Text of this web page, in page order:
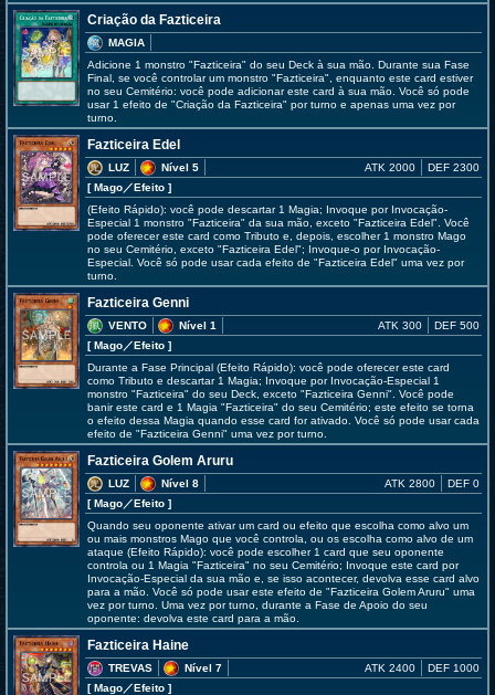
Criação da Fazticeira
MAGIA
Adicione 1 monstro "Fazticeira" do seu Deck à sua mão. Durante sua Fase
Final, se você controlar um monstro "Fazticeira", enquanto este card estiver
no seu Cemitério: você pode adicionar este card à sua mão. Você só pode
usar 1 efeito de "Criação da Fazticeira" por turno e apenas uma vez por
turno.
Fazticeira Edel
LUZ
Nível 5
[ Mago／Efeito ]
ATK 2000 DEF 2300
(Efeito Rápido): você pode descartar 1 Magia; Invoque por Invocação-
Especial 1 monstro "Fazticeira" da sua mão, exceto "Fazticeira Edel". Você
pode oferecer este card como Tributo e, depois, escolher 1 monstro Mago
no seu Cemitério, exceto "Fazticeira Edel"; Invoque-o por Invocação-
Especial. Você só pode usar cada efeito de "Fazticeira Edel" uma vez por
turno.
Fazticeira Genni
VENTO
Nível 1
[ Mago／Efeito ]
ATK 300 DEF 500
Durante a Fase Principal (Efeito Rápido): você pode oferecer este card
como Tributo e descartar 1 Magia; Invoque por Invocação-Especial 1
monstro "Fazticeira" do seu Deck, exceto "Fazticeira Genni". Você pode
banir este card e 1 Magia "Fazticeira" do seu Cemitério; este efeito se torna
o efeito dessa Magia quando esse card for ativado. Você só pode usar cada
efeito de "Fazticeira Genni" uma vez por turno.
Fazticeira Golem Aruru
LUZ
Nível 8
[ Mago／Efeito ]
ATK 2800 DEF 0
Quando seu oponente ativar um card ou efeito que escolha como alvo um
ou mais monstros Mago que você controla, ou os escolha como alvo de um
ataque (Efeito Rápido): você pode escolher 1 card que seu oponente
controla ou 1 Magia "Fazticeira" no seu Cemitério; Invoque este card por
Invocação-Especial da sua mão e, se isso acontecer, devolva esse card alvo
para a mão. Você só pode usar este efeito de "Fazticeira Golem Aruru" uma
vez por turno. Uma vez por turno, durante a Fase de Apoio do seu
oponente: devolva este card para a mão.
Fazticeira Haine
TREVAS
Nível 7
[ Mago／Efeito ]
ATK 2400 DEF 1000